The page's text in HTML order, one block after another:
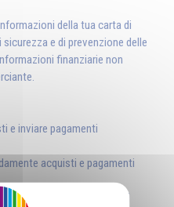
della tua carta di
e di prevenzione delle
finanziarie non
e inviare pagamenti
acquisti e pagamenti
in tutto il mondo ed è il